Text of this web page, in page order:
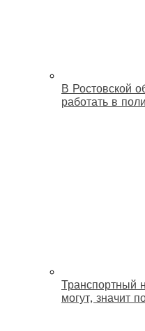
В Ростовской
работать в
Транспортный
могут, значит